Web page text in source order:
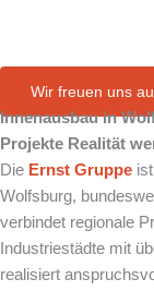
Wir freuen uns
Innenausbau in
Projekte Realität
Die Ernst Gruppe
Wolfsburg,
verbindet regionale
Industriestädte mit
realisiert